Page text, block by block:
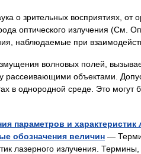
о зрительных восприятиях,
оптического излучения (См.
наблюдаемые при
волновых полей,
объектами.
в однородной среде. Это
параметров и характеристик
обозначения величин —
лазерного излучения.